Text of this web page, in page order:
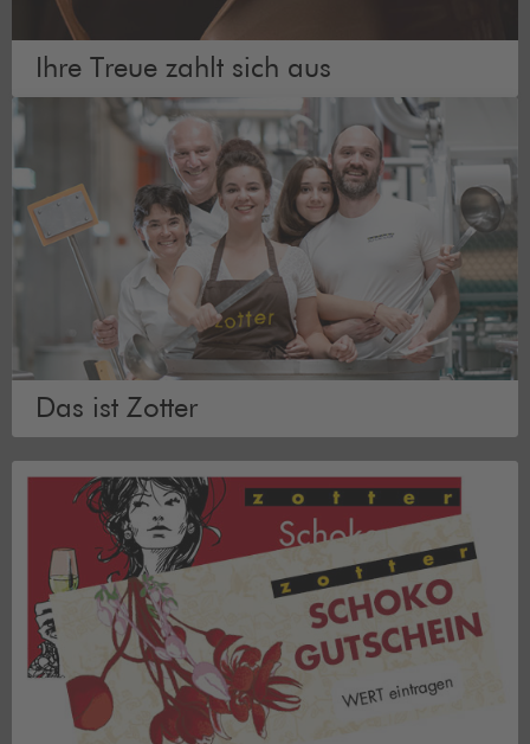
Ihre Treue zahlt sich aus
Das ist Zotter